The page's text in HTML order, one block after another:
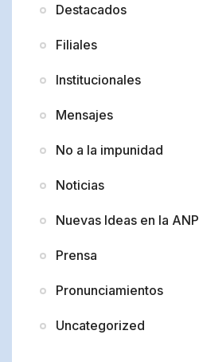
Destacados
Filiales
Institucionales
Mensajes
No a la impunidad
Noticias
Nuevas Ideas en la ANP
Prensa
Pronunciamientos
Uncategorized